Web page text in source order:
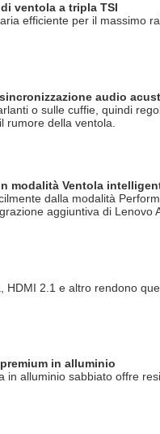
ventola a tripla TSI
efficiente per il massimo
audio
o sulle cuffie, quindi
rumore della ventola.
modalità Ventola
dalla modalità
aggiuntiva di Lenovo
HDMI 2.1 e altro rendono
in alluminio
in alluminio sabbiato offre